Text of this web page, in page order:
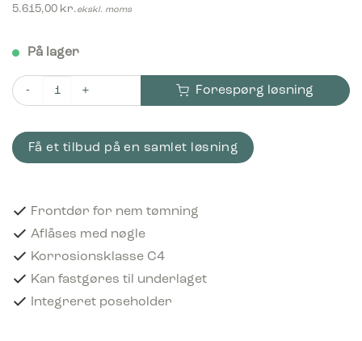
5.615,00 kr.ekskl. moms
På lager
Bica Model 711 Affaldsbeholder 100 liter Sort antal
Forespørg løsning
Få et tilbud på en samlet løsning
Frontdør for nem tømning
Aflåses med nøgle
Korrosionsklasse C4
Kan fastgøres til underlaget
Integreret poseholder